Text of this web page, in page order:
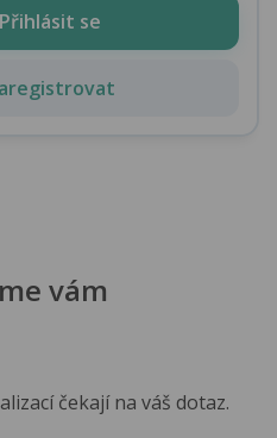
Přihlásit se
vám
čekají na váš dotaz.